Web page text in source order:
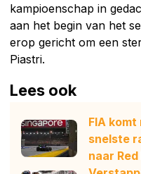
kampioenschap in
aan het begin van het
erop gericht om een
Piastri.
Lees ook
FIA
snelste
naar